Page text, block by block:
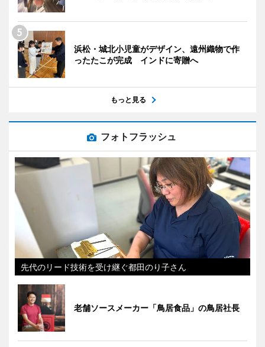
浜松・城北小児童がデザイン、遠州織物で作
ったたこが完成 インドに寄贈へ
もっと見る
フォトフラッシュ
先代のリード技術を受け継ぐ都田のり子さん
老舗ソースメーカー「鳥居食品」の鳥居社長